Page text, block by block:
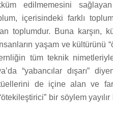
edilmemesini sağlayan
içerisindeki farklı
toplumdur. Buna karşın,
yaşam ve kültürünü
tüm teknik
“yabancılar dışarı”
de içine alan ve
bir söylem